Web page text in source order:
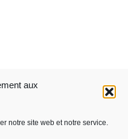
aux
notre site web et notre service.